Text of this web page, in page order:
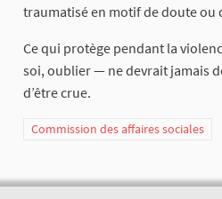
traumatisé en motif de doute ou
Ce qui protège pendant la
soi, oublier — ne devrait jamais
d’être crue.
Commission des affaires sociales